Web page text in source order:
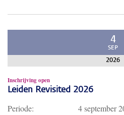
4
SEP
2026
Inschrijving open
Leiden Revisited 2026
Periode:
4 september